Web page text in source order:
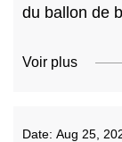
du ballon de
Voir plus
Date: Aug 25,